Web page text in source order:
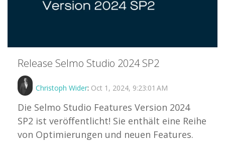
Release Selmo Studio 2024 SP2
Christoph Wider: Oct 1, 2024, 9:23:01 AM
Die Selmo Studio Features Version 2024
SP2 ist veröffentlicht! Sie enthält eine Reihe
von Optimierungen und neuen Features.